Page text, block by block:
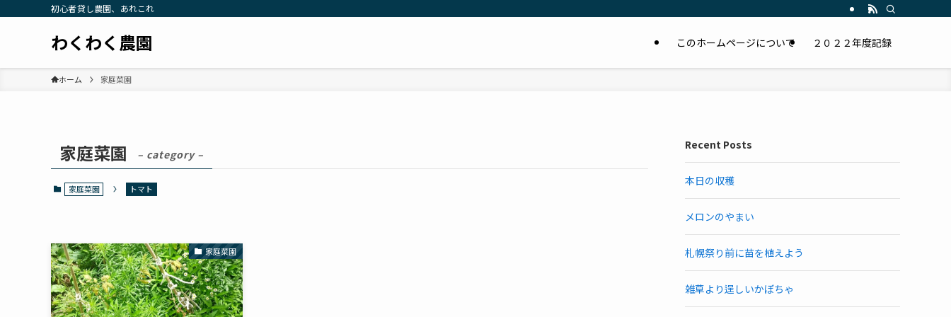
初心者貸し農園、あれこれ
わくわく農園 このホームページについて ２０２２年度記録
ホーム 家庭菜園
家庭菜園 – category –
家庭菜園 トマト
家庭菜園
Recent Posts
本日の収穫
メロンのやまい
札幌祭り前に苗を植えよう
雑草より逞しいかぼちゃ